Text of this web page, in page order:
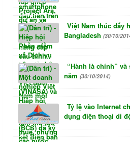
Việt Nam thúc đẩy
Bangladesh (30/10/
“Hành là chính”
năm (30/10/2014)
Tỷ lệ vào Internet
dụng điện thoại di